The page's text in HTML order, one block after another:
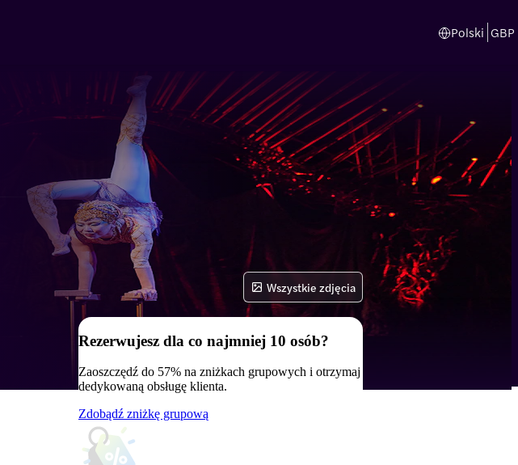
Polski GBP
Wszystkie zdjęcia
Rezerwujesz dla co najmniej 10 osób?
Zaoszczędź do 57% na zniżkach grupowych i otrzymaj
dedykowaną obsługę klienta.
Zdobądź zniżkę grupową